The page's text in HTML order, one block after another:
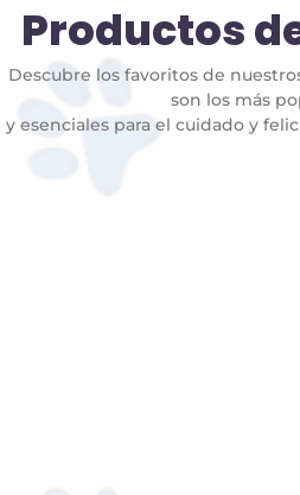
Productos
Descubre los favoritos de
son los más
y esenciales para el cuidado y